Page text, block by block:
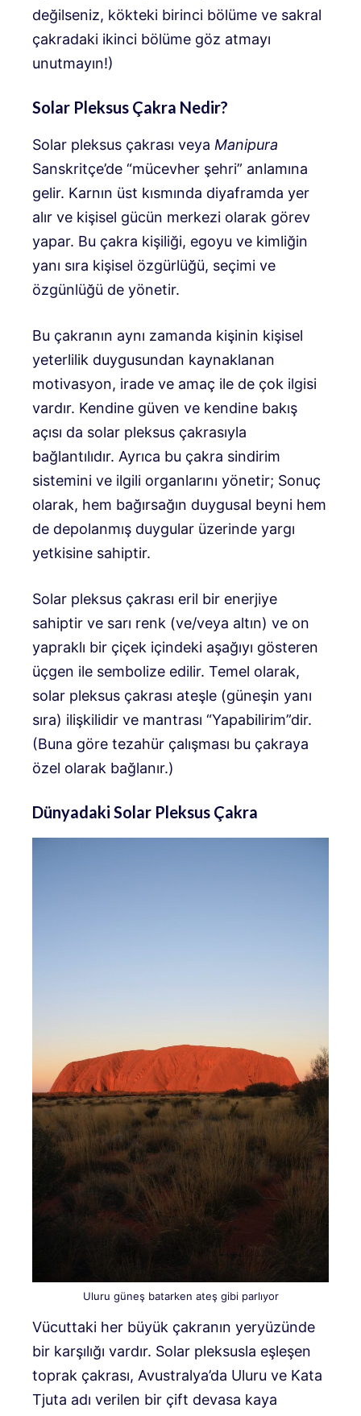
değilseniz, kökteki birinci bölüme ve sakral
çakradaki ikinci bölüme göz atmayı
unutmayın!)
Solar Pleksus Çakra Nedir?
Solar pleksus çakrası veya Manipura
Sanskritçe’de “mücevher şehri” anlamına
gelir. Karnın üst kısmında diyaframda yer
alır ve kişisel gücün merkezi olarak görev
yapar. Bu çakra kişiliği, egoyu ve kimliğin
yanı sıra kişisel özgürlüğü, seçimi ve
özgünlüğü de yönetir.
Bu çakranın aynı zamanda kişinin kişisel
yeterlilik duygusundan kaynaklanan
motivasyon, irade ve amaç ile de çok ilgisi
vardır. Kendine güven ve kendine bakış
açısı da solar pleksus çakrasıyla
bağlantılıdır. Ayrıca bu çakra sindirim
sistemini ve ilgili organlarını yönetir; Sonuç
olarak, hem bağırsağın duygusal beyni hem
de depolanmış duygular üzerinde yargı
yetkisine sahiptir.
Solar pleksus çakrası eril bir enerjiye
sahiptir ve sarı renk (ve/veya altın) ve on
yapraklı bir çiçek içindeki aşağıyı gösteren
üçgen ile sembolize edilir. Temel olarak,
solar pleksus çakrası ateşle (güneşin yanı
sıra) ilişkilidir ve mantrası “Yapabilirim”dir.
(Buna göre tezahür çalışması bu çakraya
özel olarak bağlanır.)
Dünyadaki Solar Pleksus Çakra
Uluru güneş batarken ateş gibi parlıyor
Vücuttaki her büyük çakranın yeryüzünde
bir karşılığı vardır. Solar pleksusla eşleşen
toprak çakrası, Avustralya’da Uluru ve Kata
Tjuta adı verilen bir çift devasa kaya